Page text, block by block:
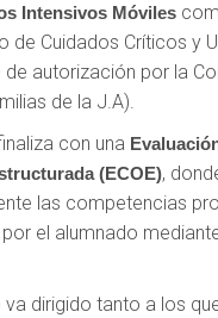
Intensivos Móviles
de Cuidados Críticos y
de autorización por la
de la J.A).
con una
(ECOE),
las competencias
el alumnado
va dirigido tanto a los